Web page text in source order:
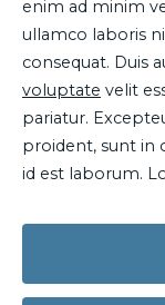
enim ad minim
ullamco laboris
consequat. Duis
voluptate velit
pariatur.
proident, sunt in
id est laborum.